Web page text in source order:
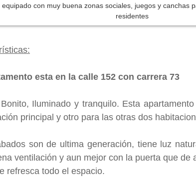
equipado con muy buena zonas sociales, juegos y canchas
residentes
esta en la calle 152 con carrera 73
Iluminado y tranquilo. Esta
principal y otro para las otras dos
son de ultima generación, tiene luz
ventilación y aun mejor con la puerta que de
refresca todo el espacio.